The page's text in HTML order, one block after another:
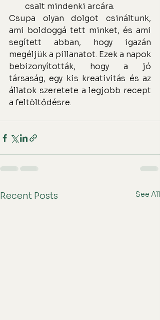
csalt mindenki arcára.
Csupa olyan dolgot csináltunk,
ami boldoggá tett minket, és ami
segített abban, hogy igazán
megéljük a pillanatot. Ezek a napok
bebizonyították, hogy a jó
társaság, egy kis kreativitás és az
állatok szeretete a legjobb recept
a feltöltődésre.
Recent Posts See All